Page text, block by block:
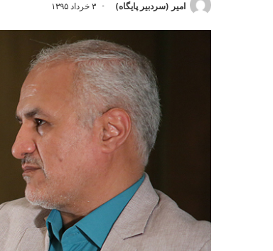
امیر (سردبیر پایگاه) ۳ خرداد ۱۳۹۵